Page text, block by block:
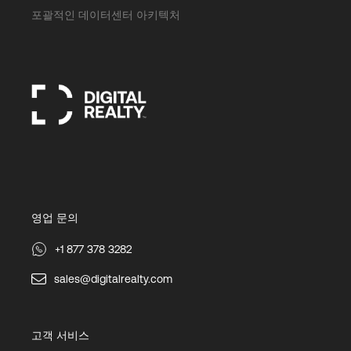
포괄적인 데이터센터 아키텍처
영업 문의
+1 877 378 3282
sales@digitalrealty.com
고객 서비스